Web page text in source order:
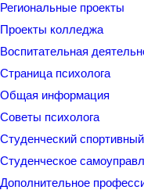
Региональные проекты
Проекты колледжа
Воспитательная
Страница психолога
Общая информация
Советы психолога
Студенческий
Студенческое
Дополнительное